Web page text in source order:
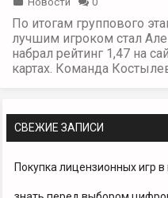
СВЕЖИЕ ЗАПИСИ
Покупка лицензионных игр
По итогам группового
лучшим игроком стал
набрал рейтинг 1,47 на
картах. Команда